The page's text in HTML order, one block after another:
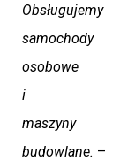
Obsługujemy
samochody
osobowe
i
maszyny
budowlane. –